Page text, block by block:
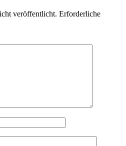
veröffentlicht. Erforderliche